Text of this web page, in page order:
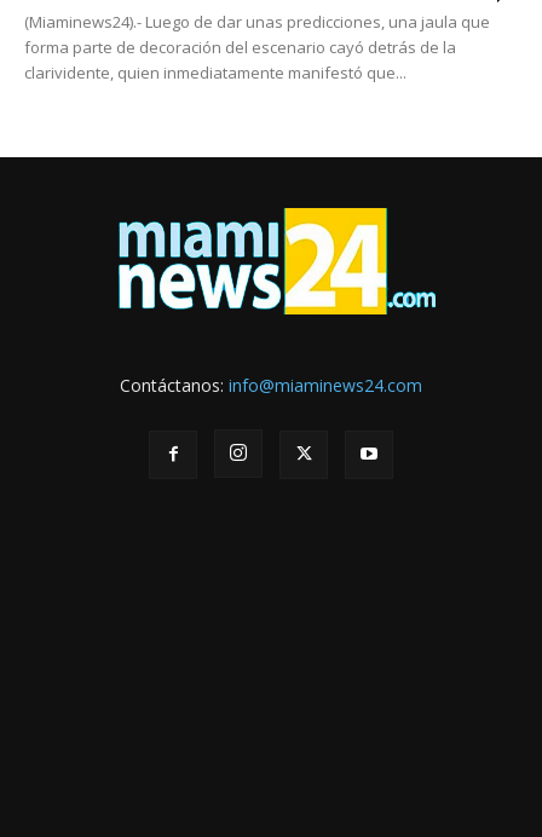
(Miaminews24).- Luego de dar unas predicciones, una jaula que
forma parte de decoración del escenario cayó detrás de la
clarividente, quien inmediatamente manifestó que...
Contáctanos: info@miaminews24.com